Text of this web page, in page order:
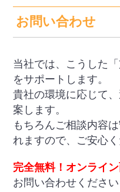
お問い合わせ
当社では、こうした
をサポートします。
貴社の環境に応じて
案します。
もちろんご相談内容
れますので、ご安心く
完全無料！オンライン
お問い合わせください